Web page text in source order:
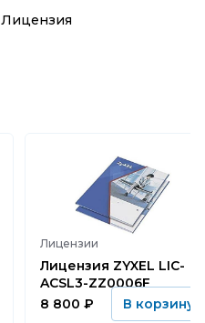
Лицензия
Лицензии
Лицензия ZYXEL LIC-
ACSL3-ZZ0006F
8 800 ₽ В корзину